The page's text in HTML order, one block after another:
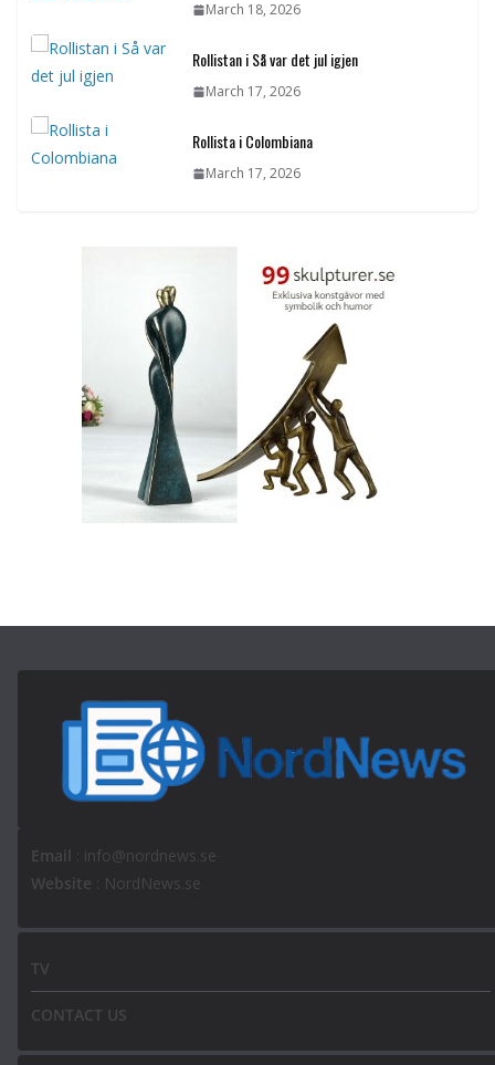
March 18, 2026
Rollistan i Så var det jul igjen
March 17, 2026
Rollista i Colombiana
March 17, 2026
Email
: info@nordnews.se
Website
: NordNews.se
TV
CONTACT US